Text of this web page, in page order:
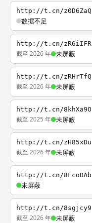
http://t.cn/z0D6ZaQ
数据不足
http://t.cn/zR6iIFR
截至 2026 年 未屏蔽
http://t.cn/zRHrTfQ
截至 2026 年 未屏蔽
http://t.cn/8khXa9O
截至 2025 年 未屏蔽
http://t.cn/zH85xDu
截至 2026 年 未屏蔽
http://t.cn/8FcoDAb
未屏蔽
http://t.cn/8sgjcy9
截至 2026 年 未屏蔽